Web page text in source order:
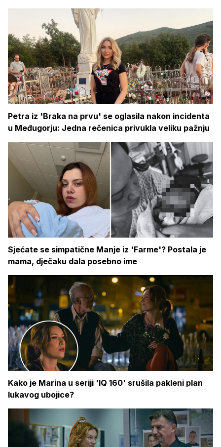
Petra iz 'Braka na prvu' se oglasila nakon incidenta
u Međugorju: Jedna rečenica privukla veliku pažnju
Sjećate se simpatične Manje iz 'Farme'? Postala je
mama, dječaku dala posebno ime
Kako je Marina u seriji 'IQ 160' srušila pakleni plan
lukavog ubojice?